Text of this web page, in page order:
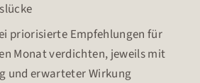
priorisierte Empfehlungen für
Monat verdichten, jeweils mit
und erwarteter Wirkung